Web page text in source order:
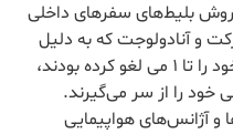
بلیط‌های سفرهای داخلی
و آنادولوجت که به دلیل
شیوع ویروس کرونا تمام پروازهای خود را تا 1 می لغو کرده بودند،
خود را از سر می‌گیرند.
آژانس‌های هواپیمایی